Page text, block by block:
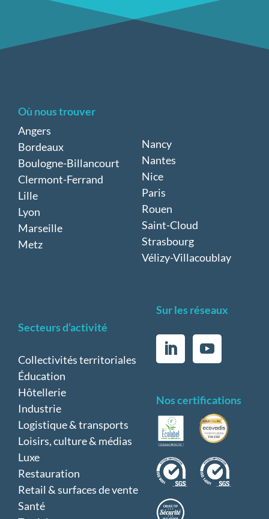
Où nous trouver
Angers
Bordeaux
Boulogne-Billancourt
Clermont-Ferrand
Lille
Lyon
Marseille
Metz
Nancy
Nantes
Nice
Paris
Rouen
Saint-Cloud
Strasbourg
Vélizy-Villacoublay
Secteurs d’activité
Collectivités territoriales
Éducation
Hôtellerie
Industrie
Logistique & transports
Loisirs, culture & médias
Luxe
Restauration
Retail & surfaces de vente
Santé
Sur les réseaux
Nos certifications